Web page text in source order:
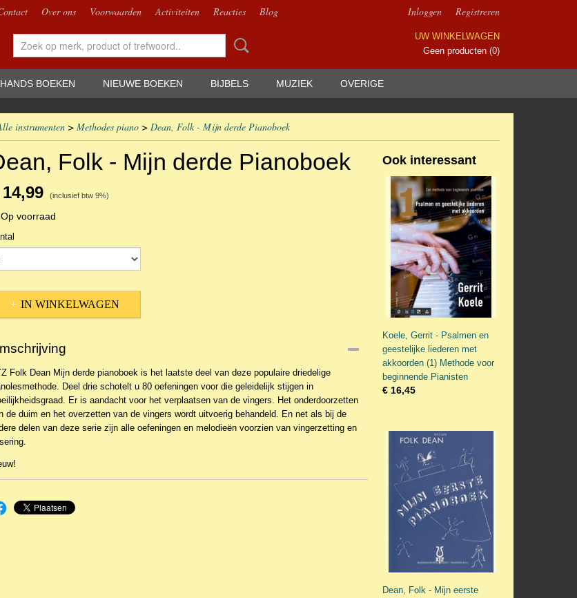
Over ons Voorwaarden Activiteiten Reacties Blog Inloggen Registreren
UW WINKELWAGEN
Geen producten (0)
BOEKEN NIEUWE BOEKEN BIJBELS MUZIEK OVERIGE
instrumenten > Methodes piano > Dean, Folk - Mijn derde Pianoboek
Folk - Mijn derde Pianoboek
(inclusief btw 9%)
Op voorraad
IN WINKELWAGEN
Folk Dean Mijn derde pianoboek is het laatste deel van deze populaire driedelige
Deel drie schotelt u 80 oefeningen voor die geleidelijk stijgen in
Er is aandacht voor het verplaatsen van de vingers. Het onderdoorzetten
de duim en het overzetten van de vingers wordt uitvoerig behandeld. En net als bij de
delen van deze serie zijn alle oefeningen en melodieën voorzien van vingerzetting en
Ook interessant
Koele, Gerrit - Psalmen en
geestelijke liederen met
akkoorden (1) Methode voor
beginnende Pianisten
€ 16,45
Dean, Folk - Mijn eerste